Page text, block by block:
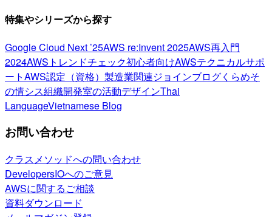
特集やシリーズから探す
Google Cloud Next ’25AWS re:Invent 2025AWS再入門
2024AWSトレンドチェック初心者向けAWSテクニカルサポ
ートAWS認定（資格） 製造業関連ジョインブログくらめそ
の情シス組織開発室の活動デザインThai
LanguageVietnamese Blog
お問い合わせ
クラスメソッドへの問い合わせ
DevelopersIOへのご意見
AWSに関するご相談
資料ダウンロード